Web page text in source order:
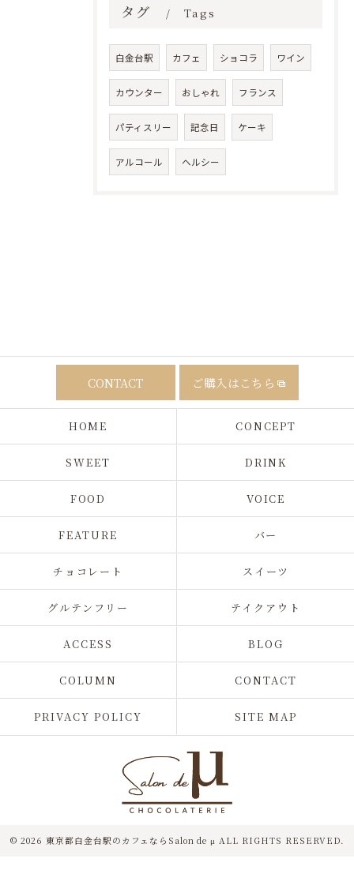
タグ Tags
白金台駅 カフェ ショコラ ワイン
カウンター おしゃれ フランス
パティスリー 記念日 ケーキ
アルコール ヘルシー
CONTACT ご購入はこちら
HOME CONCEPT
SWEET DRINK
FOOD VOICE
FEATURE バー
チョコレート スイーツ
グルテンフリー テイクアウト
ACCESS BLOG
COLUMN CONTACT
PRIVACY POLICY SITE MAP
© 2026 東京都白金台駅のカフェならSalon de μ ALL RIGHTS RESERVED.